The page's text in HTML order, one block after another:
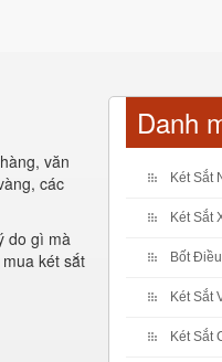
văn
các
do gì mà
két sắt
Danh
Két Sắt
Két Sắt
Bốt
Két Sắt
Két Sắt